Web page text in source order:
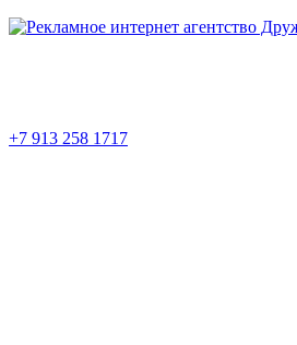
+7 913 258 1717